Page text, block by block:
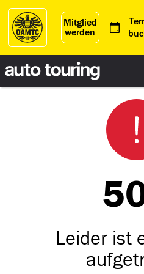
Mitglied
werden
Leider ist